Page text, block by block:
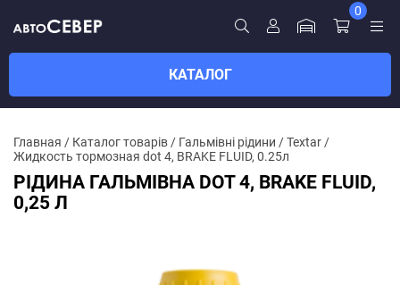
0
КАТАЛОГ
Главная / Каталог товарів / Гальмівні рідини /Textar /
Жидкость тормозная dot 4, BRAKE FLUID, 0.25л
РІДИНА ГАЛЬМІВНА DOT 4, BRAKE FLUID,
0,25 Л